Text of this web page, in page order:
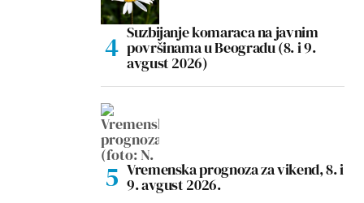
Suzbijanje komaraca na javnim
površinama u Beogradu (8. i 9.
avgust 2026)
Vremenska prognoza za vikend, 8. i
9. avgust 2026.